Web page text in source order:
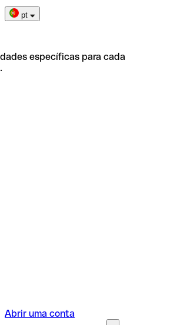
pt
específicas para cada
Abrir uma conta